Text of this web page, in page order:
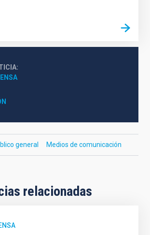
general Medios de comunicación
relacionadas